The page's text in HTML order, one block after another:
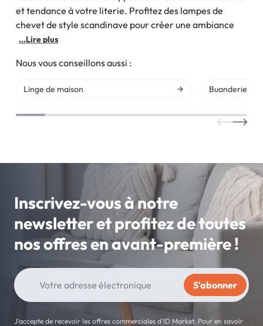
et tendance à votre literie. Profitez des lampes de
chevet de style scandinave pour créer une ambiance
...Lire plus
Nous vous conseillons aussi :
Linge de maison Buanderie
Inscrivez-vous à notre
newsletter et profitez de toutes
nos offres en avant-première !
J'accepte de recevoir les offres commerciales d'ID Market. Pour en savoir